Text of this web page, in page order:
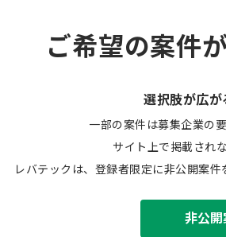
ご希望の案件
選択肢が広が
一部の案件は募集企業の
サイト上で掲載され
レバテックは、登録者限定に非公開案
非公